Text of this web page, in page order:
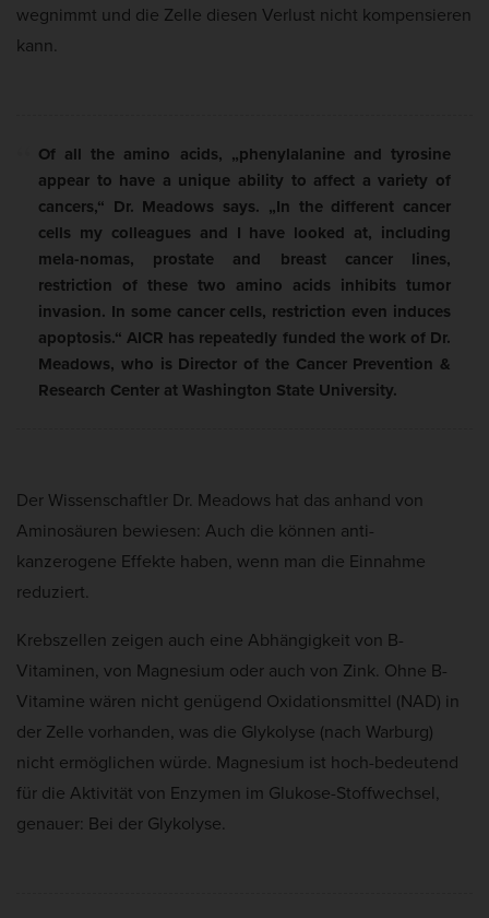
wegnimmt und die Zelle diesen Verlust nicht kompensieren
kann.
Of all the amino acids, „phenylalanine and tyrosine
appear to have a unique ability to affect a variety of
cancers,“ Dr. Meadows says. „In the different cancer
cells my colleagues and I have looked at, including
mela-nomas, prostate and breast cancer lines,
restriction of these two amino acids inhibits tumor
invasion. In some cancer cells, restriction even induces
apoptosis.“ AICR has repeatedly funded the work of Dr.
Meadows, who is Director of the Cancer Prevention &
Research Center at Washington State University.
Der Wissenschaftler Dr. Meadows hat das anhand von
Aminosäuren bewiesen: Auch die können anti-
kanzerogene Effekte haben, wenn man die Einnahme
reduziert.
Krebszellen zeigen auch eine Abhängigkeit von B-
Vitaminen, von Magnesium oder auch von Zink. Ohne B-
Vitamine wären nicht genügend Oxidationsmittel (NAD) in
der Zelle vorhanden, was die Glykolyse (nach Warburg)
nicht ermöglichen würde. Magnesium ist hoch-bedeutend
für die Aktivität von Enzymen im Glukose-Stoffwechsel,
genauer: Bei der Glykolyse.